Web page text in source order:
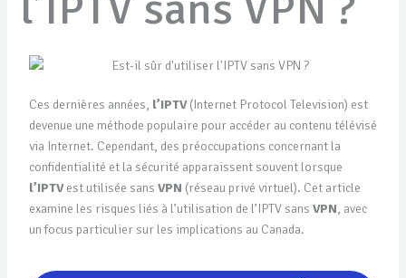
Ces dernières années, l’IPTV(Internet Protocol Television) est
devenue une méthode populaire pour accéder au contenu télévisé
via Internet. Cependant, des préoccupations concernant la
confidentialité et la sécurité apparaissent souvent lorsque
l’IPTVest utilisée sans VPN (réseau privé virtuel). Cet article
examine les risques liés à l’utilisation de l’IPTV sans VPN, avec
un focus particulier sur les implications au Canada.